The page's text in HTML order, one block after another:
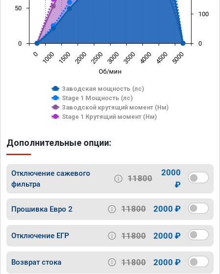
Об/мин
Заводская мощность (лс)
Stage 1 Мощность (лс)
Заводской крутящий момент (Нм)
Stage 1 Крутящий момент (Нм)
0 1000 1500 2000 2500 3000 3500 4000 4500 5000
0
50
0
100
Дополнительные опции:
Отключение сажевого
фильтра
11800
2000
₽
Прошивка Евро 2 11800 2000 ₽
Отключение ЕГР 11800 2000 ₽
Возврат стока 11800 2000 ₽